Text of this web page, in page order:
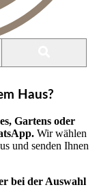
Haus?
Gartens oder
Wir wählen
und senden Ihnen
bei der Auswahl